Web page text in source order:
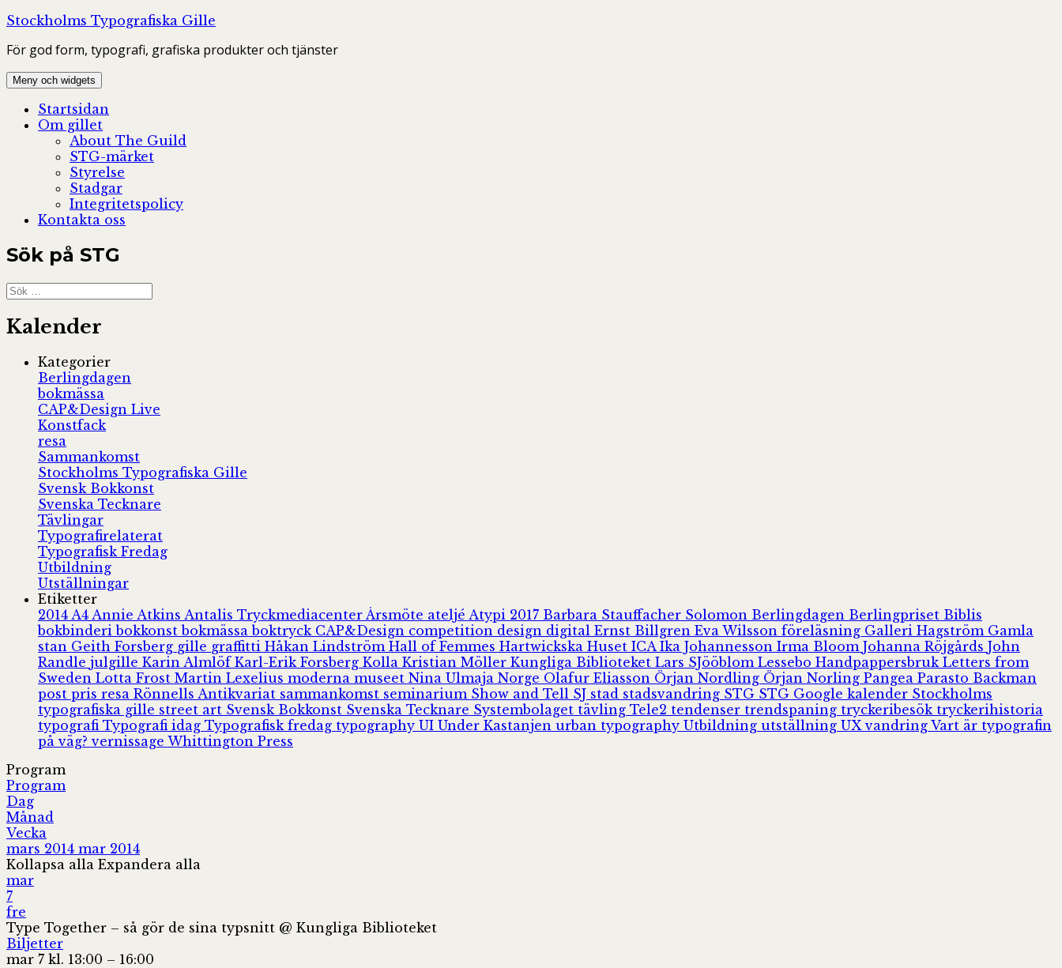
Hoppa
innehåll
Stockholms Typografiska Gille
För god form, typografi, grafiska produkter och tjänster
Meny och widgets
Startsidan
Om gillet
About The Guild
STG-märket
Styrelse
Stadgar
Integritetspolicy
Kontakta oss
Sök på STG
Sök
efter:
Kalender
Kategorier
Berlingdagen
bokmässa
CAP&Design Live
Konstfack
resa
Sammankomst
Stockholms Typografiska Gille
Svensk Bokkonst
Svenska Tecknare
Tävlingar
Typografirelaterat
Typografisk Fredag
Utbildning
Utställningar
Etiketter
2014 A4 Annie Atkins Antalis Tryckmediacenter Årsmöte ateljé Atypi 2017 Barbara Stauffacher Solomon Berlingdagen Berlingpriset Biblis
bokbinderibokkonstbokmässaboktryck CAP&Design competition design digital Ernst Billgren Eva Wilsson föreläsning Galleri Hagström Gamla
stan Geith Forsberg gille graffitti Håkan Lindström Hall of Femmes Hartwickska Huset ICA Ika Johannesson Irma Bloom Johanna Röjgårds John
Randle julgille Karin Almlöf Karl-Erik Forsberg Kolla Kristian Möller Kungliga Biblioteket Lars SJööblom Lessebo Handpappersbruk Letters from
Sweden Lotta Frost Martin Lexelius moderna museet Nina Ulmaja Norge Olafur Eliasson Örjan Nordling Örjan Norling Pangea Parasto Backman
post pris resa Rönnells Antikvariat sammankomst seminarium Show and Tell SJ stad stadsvandring STG STG Google kalender Stockholms
typografiska gille street art Svensk Bokkonst Svenska Tecknare Systembolaget tävling Tele2 tendenser trendspaning tryckeribesök tryckerihistoria
typografi Typografi idag Typografisk fredag typography UI Under Kastanjen urban typography Utbildning utställning UXvandring Vart är typografin
på väg?vernissage Whittington Press
Program
Program
Dag
Månad
Vecka
mars 2014 mar 2014
Kollapsa alla Expandera alla
mar
7
fre
Type Together – så gör de sina typsnitt @ Kungliga Biblioteket
Biljetter
mar 7 kl. 13:00 – 16:00